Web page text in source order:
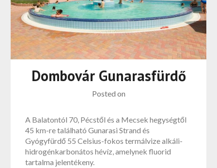
Dombovár Gunarasfürdő
Posted on
A Balatontól 70, Pécstől és a Mecsek hegységtől
45 km-re található Gunarasi Strand és
Gyógyfürdő 55 Celsius-fokos termálvize alkáli-
hidrogénkarbonátos hévíz, amelynek fluorid
tartalma jelentékeny.